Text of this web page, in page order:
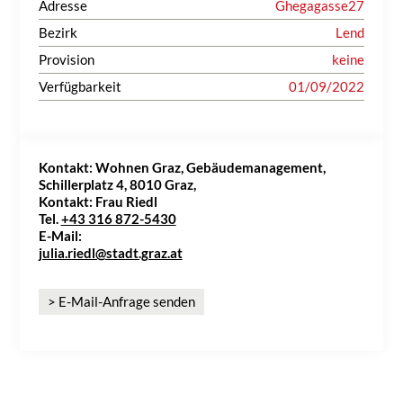
Adresse
Ghegagasse27
Bezirk
Lend
Provision
keine
Verfügbarkeit
01/09/2022
Kontakt: Wohnen Graz, Gebäudemanagement,
Schillerplatz 4, 8010 Graz,
Kontakt: Frau Riedl
Tel.+43 316 872-5430
E-Mail:
julia.riedl@stadt.graz.at
> E-Mail-Anfrage senden